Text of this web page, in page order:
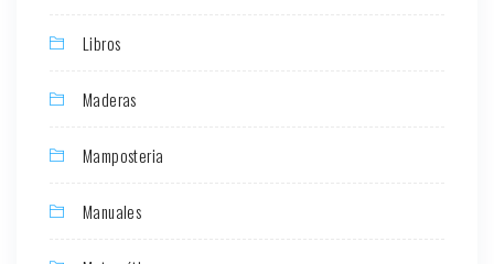
Libros
Maderas
Mamposteria
Manuales